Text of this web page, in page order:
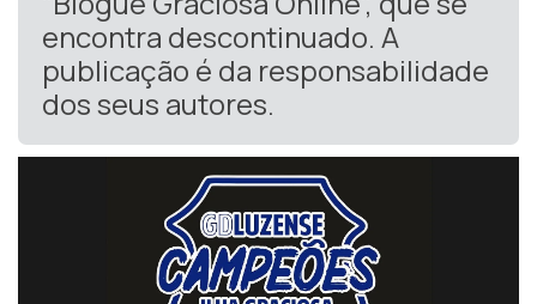
encontra descontinuado. A
publicação é da responsabilidade
dos seus autores.